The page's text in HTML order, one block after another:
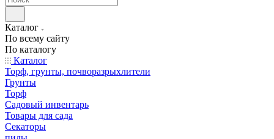
Каталог
По всему сайту
По каталогу
Каталог
Торф, грунты, почворазрыхлители
Грунты
Торф
Садовый инвентарь
Товары для сада
Секаторы